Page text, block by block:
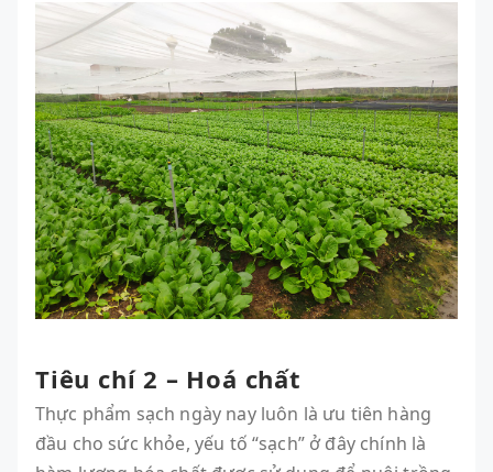
Tiêu chí 2 – Hoá chất
Thực phẩm sạch ngày nay luôn là ưu tiên hàng
đầu cho sức khỏe, yếu tố “sạch” ở đây chính là